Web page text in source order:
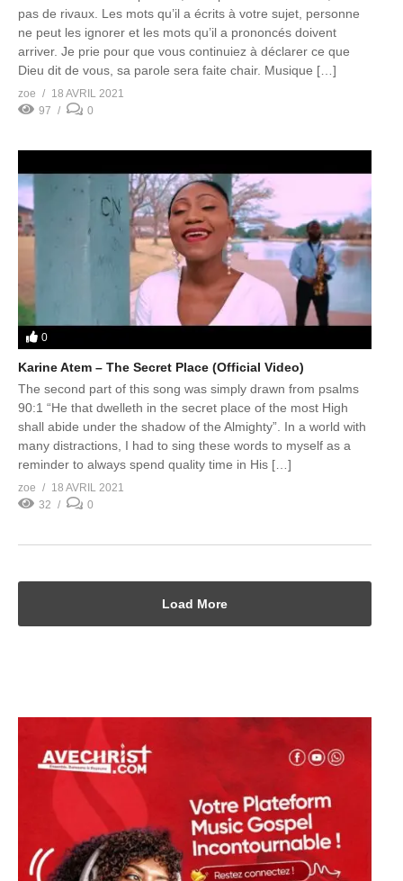
pas de rivaux. Les mots qu’il a écrits à votre sujet, personne
ne peut les ignorer et les mots qu’il a prononcés doivent
arriver. Je prie pour que vous continuiez à déclarer ce que
Dieu dit de vous, sa parole sera faite chair. Musique […]
zoe
18 AVRIL 2021
97
0
0
Karine Atem – The Secret Place (Official Video)
The second part of this song was simply drawn from psalms
90:1 “He that dwelleth in the secret place of the most High
shall abide under the shadow of the Almighty”. In a world with
many distractions, I had to sing these words to myself as a
reminder to always spend quality time in His […]
zoe
18 AVRIL 2021
32
0
Load More